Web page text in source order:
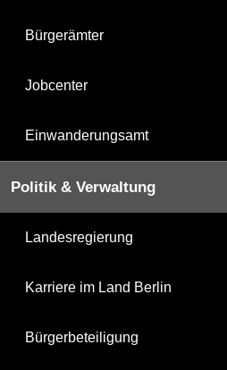
Bürgerämter
Jobcenter
Einwanderungsamt
Politik & Verwaltung
Landesregierung
Karriere im Land Berlin
Bürgerbeteiligung